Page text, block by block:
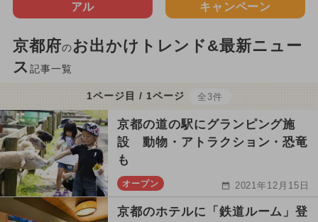
アル
キャンペーン
京都府のお出かけトレンド&最新ニュー
ス 記事一覧
1ページ目 / 1ページ 全3件
京都の道の駅にグランピング施
設 動物・アトラクション・恐竜
も
オープン 2021年12月15日
京都のホテルに「鉄道ルーム」登